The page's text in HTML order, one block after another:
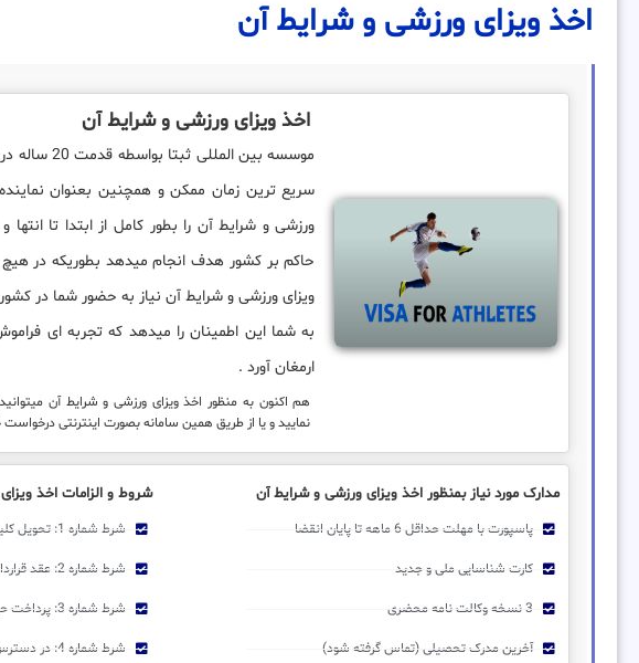
اخذ ویزای ورزشی و شرایط آن
اخذ ویزای ورزشی و شرایط آن
موسسه بین
سریع ترین زمان ممکن و همچنین بعنوان
ورزشی و شرایط آن را بطور کامل از ابتدا تا انتها
حاکم بر کشور هدف انجام میدهد بطوریکه در هیچ
ویزای ورزشی و شرایط آن نیاز به حضور شما در
به شما این اطمینان را میدهد که تجربه ای
ارمغان آورد .
هم اکنون به منظور اخذ ویزای ورزشی و شرایط آن
نمایید و یا از طریق همین سامانه بصورت اینترنتی درخواست
مدارک مورد نیاز بمنظور اخذ ویزای ورزشی و شرایط آن
پاسپورت با مهلت حداقل 6 ماهه تا پایان انقضا
کارت شناسایی ملی و جدید
3 نسخه وکالت نامه محضری
آخرین مدرک تحصیلی (تماس گرفته شود)
شروط و الزامات اخذ
شرط شماره 1: تحویل کلیه اسناد و مدارک متقاضی
شرط شماره 2: عقد قرارداد رسمی با موسسه ثبتا
شرط شماره 3: پرداخت حق الثبت و اجرا
شرط شماره 4: در دسترس بودن متقاضی